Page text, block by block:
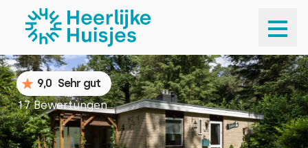
1
9,0 Sehr gut
17 Bewertungen